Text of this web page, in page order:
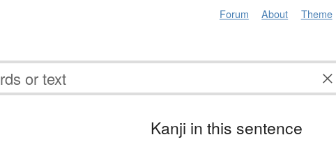
Forum About Theme
Kanji in this sentence